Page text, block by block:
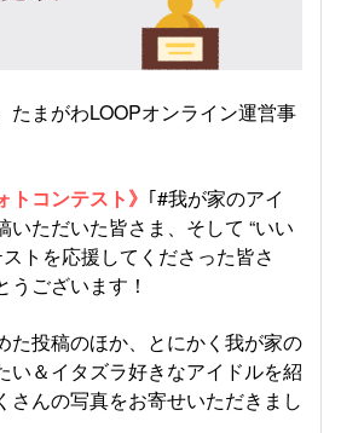
たまがわLOOPオンライン運営事
トコンテスト》 ｢#我が家のアイ
いただいた皆さま、そして “いい
トを応援してくださった皆さ
うございます！
た投稿のほか、とにかく我が家の
い＆イタズラ好きなアイドルを紹
さんの写真をお寄せいただきまし